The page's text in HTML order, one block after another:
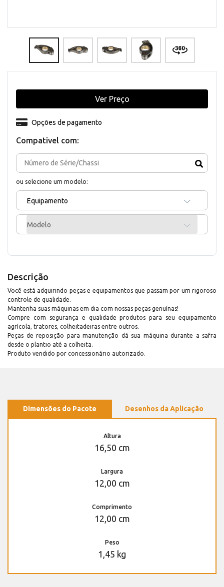
Compativel com:
ou selecione um modelo:
Equipamento
Modelo
Opções de pagamento
Ver Preço
Descrição
Você está adquirindo peças e equipamentos que passam por um rigoroso
controle de qualidade.
Mantenha suas máquinas em dia com nossas peças genuínas!
Compre com segurança e qualidade produtos para seu equipamento
agrícola, tratores, colheitadeiras entre outros.
Peças de reposição para manutenção dá sua máquina durante a safra
desde o plantio até a colheita.
Produto vendido por concessionário autorizado.
Dimensões do Pacote Desenhos da Aplicação
Altura
16,50 cm
Largura
12,00 cm
Comprimento
12,00 cm
Peso
1,45 kg